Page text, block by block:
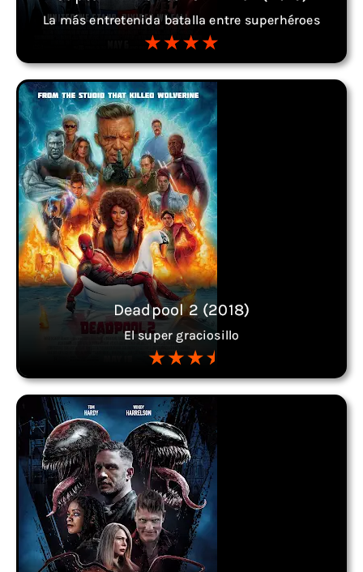
La más entretenida batalla entre superhéroes
Deadpool 2 (2018)
El super graciosillo